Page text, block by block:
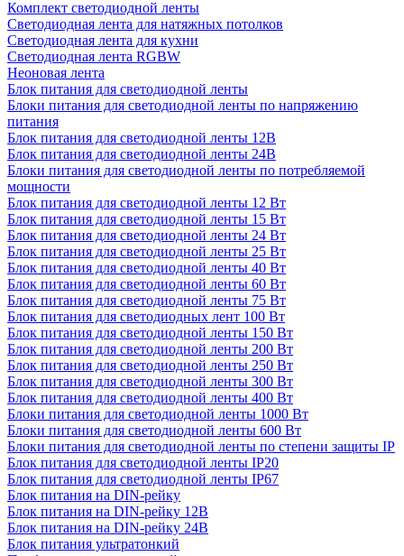
Комплект светодиодной ленты
Светодиодная лента для натяжных потолков
Светодиодная лента для кухни
Светодиодная лента RGBW
Неоновая лента
Блок питания для светодиодной ленты
Блоки питания для светодиодной ленты по напряжению
питания
Блок питания для светодиодной ленты 12В
Блок питания для светодиодной ленты 24В
Блоки питания для светодиодной ленты по потребляемой
мощности
Блок питания для светодиодной ленты 12 Вт
Блок питания для светодиодной ленты 15 Вт
Блок питания для светодиодной ленты 24 Вт
Блок питания для светодиодной ленты 25 Вт
Блок питания для светодиодной ленты 40 Вт
Блок питания для светодиодной ленты 60 Вт
Блок питания для светодиодной ленты 75 Вт
Блок питания для светодиодных лент 100 Вт
Блок питания для светодиодной ленты 150 Вт
Блок питания для светодиодной ленты 200 Вт
Блок питания для светодиодной ленты 250 Вт
Блок питания для светодиодной ленты 300 Вт
Блок питания для светодиодной ленты 400 Вт
Блоки питания для светодиодной ленты 1000 Вт
Блоки питания для светодиодной ленты 600 Вт
Блоки питания для светодиодной ленты по степени защиты IP
Блок питания для светодиодной ленты IP20
Блок питания для светодиодной ленты IP67
Блок питания на DIN-рейку
Блок питания на DIN-рейку 12В
Блок питания на DIN-рейку 24В
Блок питания ультратонкий